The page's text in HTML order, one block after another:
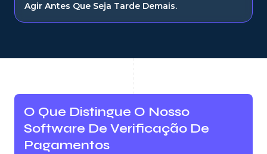
Agir Antes Que Seja Tarde Demais.
O Que Distingue O Nosso
Software De Verificação De
Pagamentos